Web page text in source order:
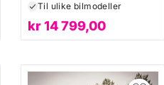
Til ulike bilmodeller
kr14 799,00